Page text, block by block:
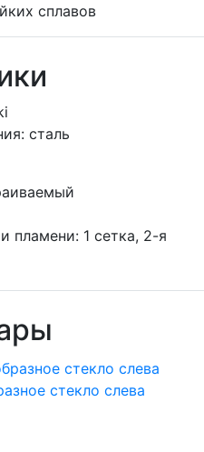
сплавов
сталь
пламени: 1 сетка, 2-я
стекло слева